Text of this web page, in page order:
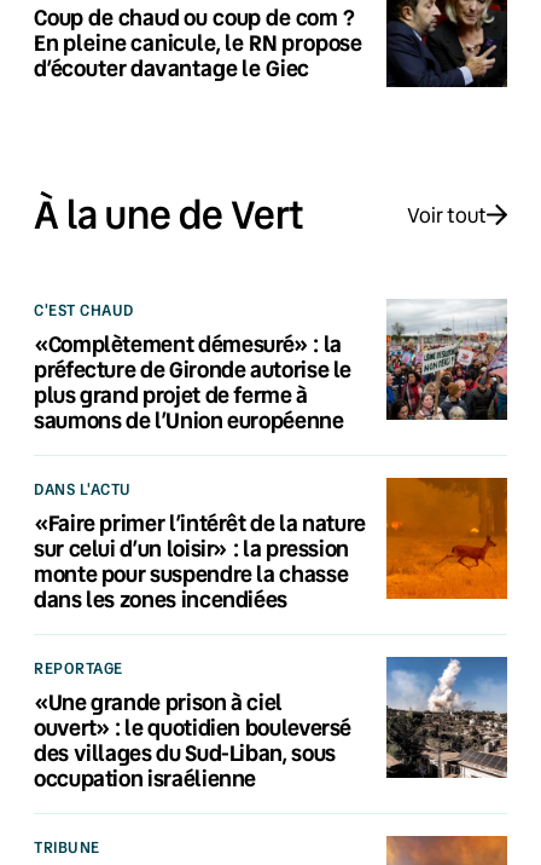
Coup de chaud ou coup de com ?
En pleine canicule, le RN propose
d’écouter davantage le Giec
À la une de Vert Voir tout
C'EST CHAUD
«Complètement démesuré» : la
préfecture de Gironde autorise le
plus grand projet de ferme à
saumons de l’Union européenne
DANS L'ACTU
«Faire primer l’intérêt de la nature
sur celui d’un loisir» : la pression
monte pour suspendre la chasse
dans les zones incendiées
REPORTAGE
«Une grande prison à ciel
ouvert» : le quotidien bouleversé
des villages du Sud-Liban, sous
occupation israélienne
TRIBUNE